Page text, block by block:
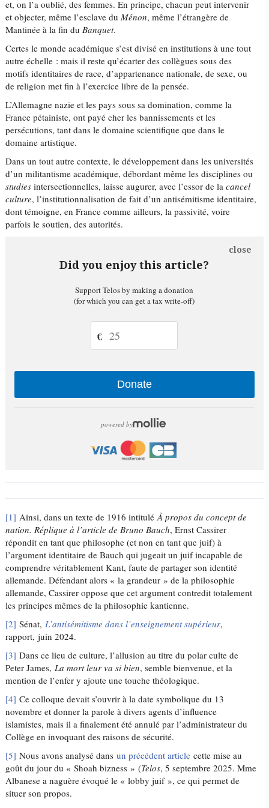
et, on l’a oublié, des femmes. En principe, chacun peut intervenir
et objecter, même l’esclave duMénon, même l’étrangère de
Mantinée à la fin duBanquet.
Certes le monde académique s’est divisé en institutions à une tout
autre échelle : mais il reste qu’écarter des collègues sous des
motifs identitaires de race, d’appartenance nationale, de sexe, ou
de religion met fin à l’exercice libre de la pensée.
L’Allemagne nazie et les pays sous sa domination, comme la
France pétainiste, ont payé cher les bannissements et les
persécutions, tant dans le domaine scientifique que dans le
domaine artistique.
Dans un tout autre contexte, le développement dans les universités
d’un militantisme académique, débordant même les disciplines ou
studies intersectionnelles, laisse augurer, avec l’essor de lacancel
culture, l’institutionnalisation de fait d’un antisémitisme identitaire,
dont témoigne, en France comme ailleurs, la passivité, voire
parfois le soutien, des autorités.
Did you enjoy this article?
close
Support Telos by making a donation
(for which you can get a tax write-off)
€
Donate
powered by
[1] Ainsi, dans un texte de 1916 intituléÀ propos du concept de
nation. Réplique à l’article de Bruno Bauch, Ernst Cassirer
répondit en tant que philosophe (et non en tant que juif) à
l’argument identitaire de Bauch qui jugeait un juif incapable de
comprendre véritablement Kant, faute de partager son identité
allemande. Défendant alors « la grandeur » de la philosophie
allemande, Cassirer oppose que cet argument contredit totalement
les principes mêmes de la philosophie kantienne.
[2] Sénat, L’antisémitisme dans l’enseignement supérieur,
rapport, juin 2024.
[3] Dans ce lieu de culture, l’allusion au titre du polar culte de
Peter James, La mort leur va si bien, semble bienvenue, et la
mention de l’enfer y ajoute une touche théologique.
[4] Ce colloque devait s’ouvrir à la date symbolique du 13
novembre et donner la parole à divers agents d’influence
islamistes, mais il a finalement été annulé par l’administrateur du
Collège en invoquant des raisons de sécurité.
[5] Nous avons analysé dansun précédent article cette mise au
goût du jour du « Shoah bizness » (Telos, 5 septembre 2025. Mme
Albanese a naguère évoqué le « lobby juif », ce qui permet de
situer son propos.